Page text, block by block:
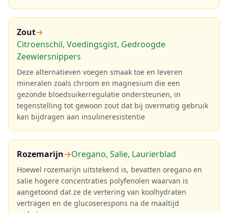
Zout→
Citroenschil, Voedingsgist, Gedroogde
Zeewiersnippers
Deze alternatieven voegen smaak toe en leveren
mineralen zoals chroom en magnesium die een
gezonde bloedsuikerregulatie ondersteunen, in
tegenstelling tot gewoon zout dat bij overmatig gebruik
kan bijdragen aan insulineresistentie
Rozemarijn→Oregano, Salie, Laurierblad
Hoewel rozemarijn uitstekend is, bevatten oregano en
salie hogere concentraties polyfenolen waarvan is
aangetoond dat ze de vertering van koolhydraten
vertragen en de glucoserespons na de maaltijd